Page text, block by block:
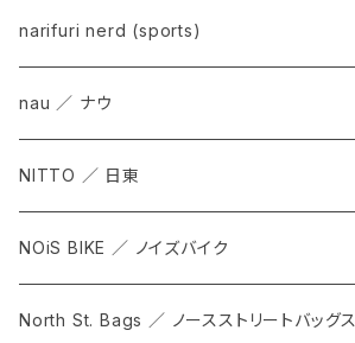
narifuri nerd (sports)
nau ／ ナウ
NITTO ／ 日東
NOiS BIKE ／ ノイズバイク
North St. Bags ／ ノースストリートバッグス